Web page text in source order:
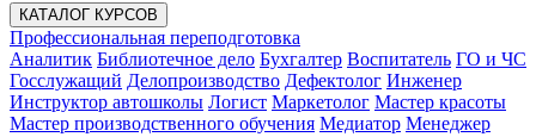
КАТАЛОГ КУРСОВ
Профессиональная переподготовка
Аналитик Библиотечное дело Бухгалтер Воспитатель ГО и ЧС
Госслужащий Делопроизводство Дефектолог Инженер
Инструктор автошколы Логист Маркетолог Мастер красоты
Мастер производственного обучения Медиатор Менеджер